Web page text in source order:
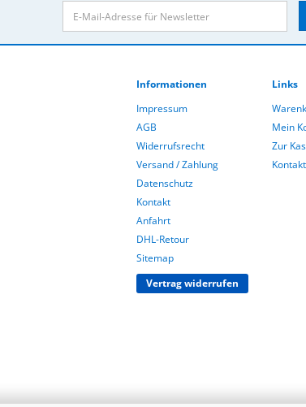
Informationen
Impressum
AGB
Widerrufsrecht
Versand / Zahlung
Datenschutz
Kontakt
Anfahrt
DHL-Retour
Sitemap
Vertrag widerrufen
Links
Mein
Zur
Kontakt